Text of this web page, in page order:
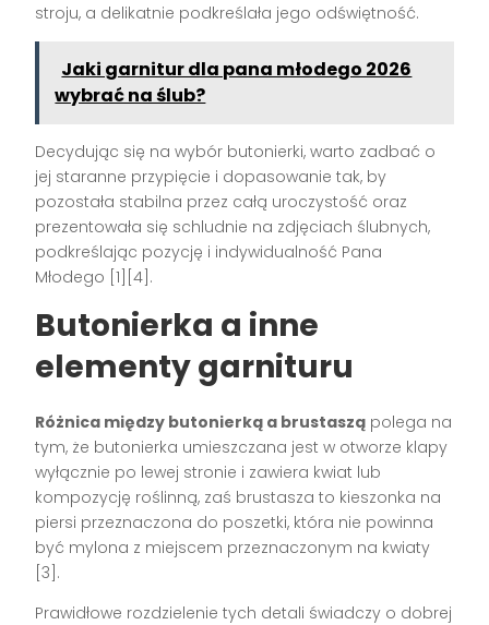
stroju, a delikatnie podkreślała jego odświętność.
Jaki garnitur dla pana młodego 2026
wybrać na ślub?
Decydując się na wybór butonierki, warto zadbać o
jej staranne przypięcie i dopasowanie tak, by
pozostała stabilna przez całą uroczystość oraz
prezentowała się schludnie na zdjęciach ślubnych,
podkreślając pozycję i indywidualność Pana
Młodego [1][4] .
Butonierka a inne
elementy garnituru
Różnica między butonierką a brustaszą polega na
tym, że butonierka umieszczana jest w otworze klapy
wyłącznie po lewej stronie i zawiera kwiat lub
kompozycję roślinną, zaś brustasza to kieszonka na
piersi przeznaczona do poszetki, która nie powinna
być mylona z miejscem przeznaczonym na kwiaty
[3] .
Prawidłowe rozdzielenie tych detali świadczy o dobrej